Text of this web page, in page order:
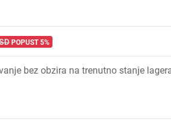
POPUST 5%
bez obzira na trenutno stanje